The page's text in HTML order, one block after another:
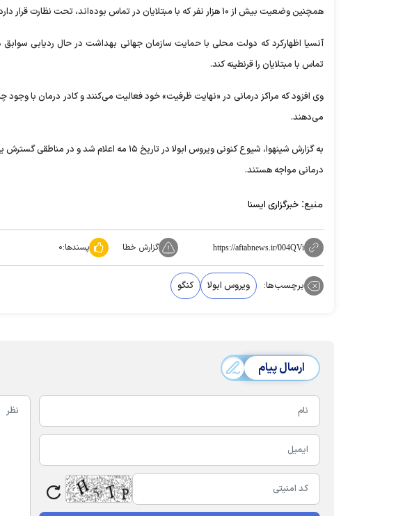
همچنین وضعیت بیش از ۱۰ هزار نفر که با مبتلایان در تماس بوده‌اند، تحت نظارت قرار دارد.
آنسیا اظهارکرد که دولت محلی با حمایت سازمان جهانی بهداشت در حال ردیابی سوابق
تماس با مبتلایان را قرنطینه کند.
وی افزود که مراکز درمانی در «نهایت ظرفیت» خود فعالیت می‌کنند و کادر درمان با
می‌دهند.
به گزارش شینهوا، شیوع کنونی ویروس ابولا در
درمانی مواجه هستند.
منبع: خبرگزاری ایسنا
https://aftabnews.ir/004QVi گزارش خطا پسندها:۰
برچسب‌ها: ویروس ابولا کنگو
ارسال پیام